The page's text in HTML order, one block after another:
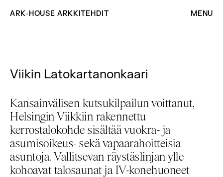
ARK-HOUSE ARKKITEHDIT MENU
Viikin Latokartanonkaari
Kansainvälisen kutsukilpailun voittanut,
Helsingin Viikkiin rakennettu
kerrostalokohde sisältää vuokra- ja
asumisoikeus- sekä vapaarahoitteisia
asuntoja. Vallitsevan räystäslinjan ylle
kohoavat talosaunat ja IV-konehuoneet